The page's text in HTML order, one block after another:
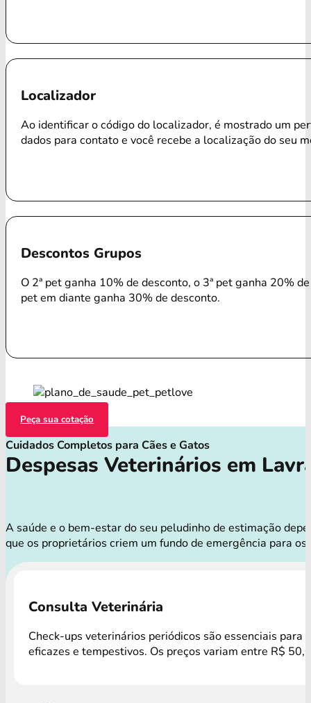
Localizador
Ao identificar o código do localizador, é mostrado um
dados para contato e você recebe a localização do seu
Descontos Grupos
O 2ª pet ganha 10% de desconto, o 3ª pet ganha 20%
pet em diante ganha 30% de desconto.
Peça sua cotação
Cuidados Completos para Cães e Gatos
Despesas Veterinários em
A saúde e o bem-estar do seu peludinho de estimação
que os proprietários criem um fundo de emergência para
Consulta Veterinária
Check-ups veterinários periódicos são essenciais
eficazes e tempestivos. Os preços variam entre R$